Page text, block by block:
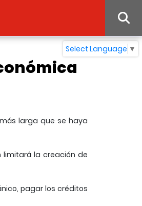
Select Language ▼
larga que se haya
limitará la creación de
pagar los créditos